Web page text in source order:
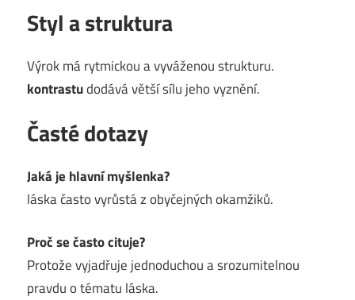
Styl a struktura
Výrok má rytmickou a vyváženou strukturu.
kontrastudodává větší sílu jeho vyznění.
Časté dotazy
Jaká je hlavní myšlenka?
láska často vyrůstá z obyčejných okamžiků.
Proč se často cituje?
Protože vyjadřuje jednoduchou a srozumitelnou
pravdu o tématu láska.